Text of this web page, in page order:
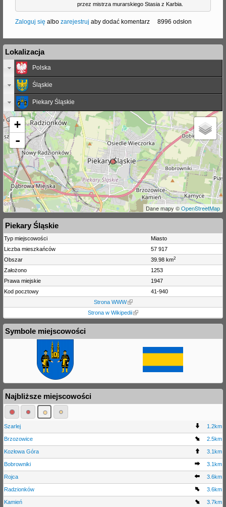
przez mistrza murarskiego Stasia z Karbia.
Zaloguj się albo zarejestruj aby dodać komentarz 8996 odsłon
Lokalizacja
Polska
Śląskie
Piekary Śląskie
+
-
Dane mapy ©OpenStreetMap
Piekary Śląskie
Typ miejscowości
Miasto
Liczba mieszkańców
57 917
Obszar
39.98 km2
Założono
1253
Prawa miejskie
1947
Kod pocztowy
41-940
Strona WWW
Strona w Wikipedii
Symbole miejscowości
Najbliższe miejscowości
Szarlej 1.2km
Brzozowice 2.5km
Kozłowa Góra 3.1km
Bobrowniki 3.1km
Rojca 3.6km
Radzionków 3.6km
Kamień 3.7km